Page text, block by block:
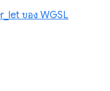
ของ WGSL